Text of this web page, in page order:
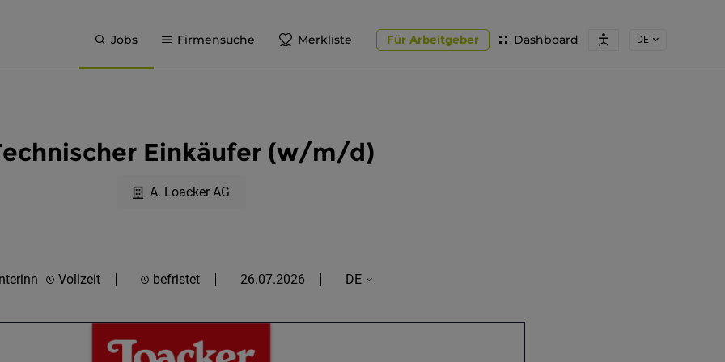
Jobs Firmensuche Merkliste Dashboard
Für Arbeitgeber DE
Einkäufer (w/m/d)
A. Loacker AG
Vollzeit befristet 26.07.2026 DE